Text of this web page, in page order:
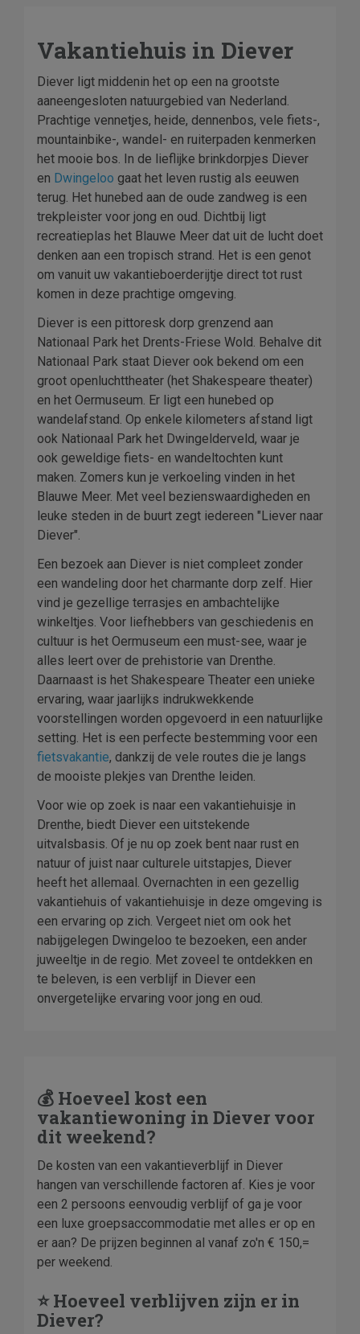
Vakantiehuis in Diever
Diever ligt middenin het op een na grootste
aaneengesloten natuurgebied van Nederland.
Prachtige vennetjes, heide, dennenbos, vele fiets-,
mountainbike-, wandel- en ruiterpaden kenmerken
het mooie bos. In de lieflijke brinkdorpjes Diever
en Dwingeloo gaat het leven rustig als eeuwen
terug. Het hunebed aan de oude zandweg is een
trekpleister voor jong en oud. Dichtbij ligt
recreatieplas het Blauwe Meer dat uit de lucht doet
denken aan een tropisch strand. Het is een genot
om vanuit uw vakantieboerderijtje direct tot rust
komen in deze prachtige omgeving.
Diever is een pittoresk dorp grenzend aan
Nationaal Park het Drents-Friese Wold. Behalve dit
Nationaal Park staat Diever ook bekend om een
groot openluchttheater (het Shakespeare theater)
en het Oermuseum. Er ligt een hunebed op
wandelafstand. Op enkele kilometers afstand ligt
ook Nationaal Park het Dwingelderveld, waar je
ook geweldige fiets- en wandeltochten kunt
maken. Zomers kun je verkoeling vinden in het
Blauwe Meer. Met veel bezienswaardigheden en
leuke steden in de buurt zegt iedereen "Liever naar
Diever".
Een bezoek aan Diever is niet compleet zonder
een wandeling door het charmante dorp zelf. Hier
vind je gezellige terrasjes en ambachtelijke
winkeltjes. Voor liefhebbers van geschiedenis en
cultuur is het Oermuseum een must-see, waar je
alles leert over de prehistorie van Drenthe.
Daarnaast is het Shakespeare Theater een unieke
ervaring, waar jaarlijks indrukwekkende
voorstellingen worden opgevoerd in een natuurlijke
setting. Het is een perfecte bestemming voor een
fietsvakantie, dankzij de vele routes die je langs
de mooiste plekjes van Drenthe leiden.
Voor wie op zoek is naar een vakantiehuisje in
Drenthe, biedt Diever een uitstekende
uitvalsbasis. Of je nu op zoek bent naar rust en
natuur of juist naar culturele uitstapjes, Diever
heeft het allemaal. Overnachten in een gezellig
vakantiehuis of vakantiehuisje in deze omgeving is
een ervaring op zich. Vergeet niet om ook het
nabijgelegen Dwingeloo te bezoeken, een ander
juweeltje in de regio. Met zoveel te ontdekken en
te beleven, is een verblijf in Diever een
onvergetelijke ervaring voor jong en oud.
💰 Hoeveel kost een
vakantiewoning in Diever voor
dit weekend?
De kosten van een vakantieverblijf in Diever
hangen van verschillende factoren af. Kies je voor
een 2 persoons eenvoudig verblijf of ga je voor
een luxe groepsaccommodatie met alles er op en
er aan? De prijzen beginnen al vanaf zo'n € 150,=
per weekend.
⭐ Hoeveel verblijven zijn er in
Diever?